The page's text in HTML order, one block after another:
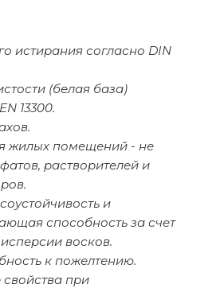
истирания согласно DIN
(белая база)
13300.
жилых помещений - не
растворителей и
и
способность за счет
восков.
к пожелтению.
при